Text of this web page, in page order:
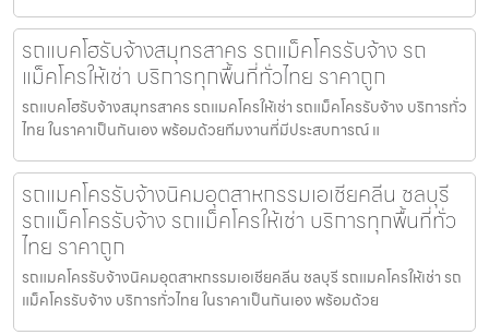
รถแบคโฮรับจ้างสมุทรสาคร รถแม็คโครรับจ้าง รถ
แม็คโครให้เช่า บริการทุกพื้นที่ทั่วไทย ราคาถูก
รถแบคโฮรับจ้างสมุทรสาคร รถแมคโครให้เช่า รถแม็คโครรับจ้าง บริการทั่ว
ไทย ในราคาเป็นกันเอง พร้อมด้วยทีมงานที่มีประสบการณ์ แ
รถแมคโครรับจ้างนิคมอุตสาหกรรมเอเชียคลีน ชลบุรี
รถแม็คโครรับจ้าง รถแม็คโครให้เช่า บริการทุกพื้นที่ทั่ว
ไทย ราคาถูก
รถแมคโครรับจ้างนิคมอุตสาหกรรมเอเชียคลีน ชลบุรี รถแมคโครให้เช่า รถ
แม็คโครรับจ้าง บริการทั่วไทย ในราคาเป็นกันเอง พร้อมด้วย